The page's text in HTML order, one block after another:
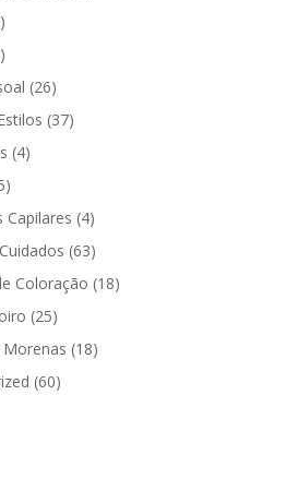
(26)
(37)
(4)
Capilares (4)
(63)
Coloração (18)
(25)
(18)
(60)